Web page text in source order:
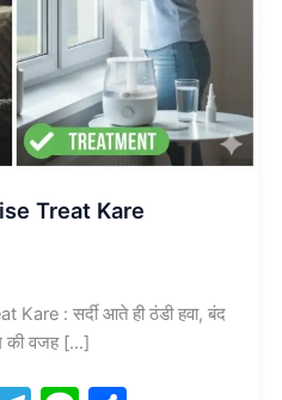
Treat Kare
: सर्दी आते ही ठंडी हवा, बंद
की वजह […]